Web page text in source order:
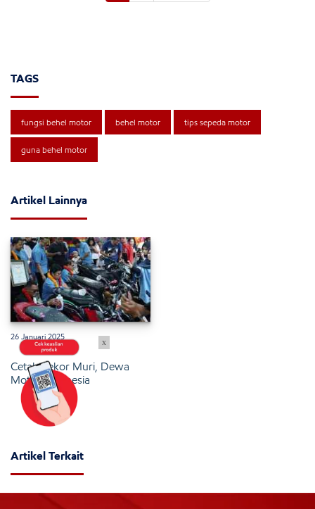
TAGS
fungsi behel motor behel motor tips sepeda motor
guna behel motor
Artikel Lainnya
26 Januari 2025
Cetak Rekor Muri, Dewa
Motor Indonesia
Artikel Terkait
x